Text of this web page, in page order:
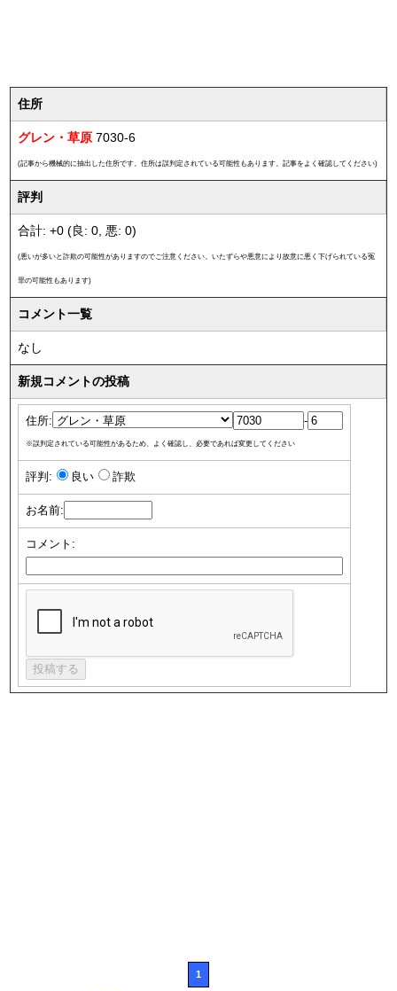
住所
グレン・草原 7030-6
(記事から機械的に抽出した住所です。住所は誤判定されている可能性もあります。記事をよく確認してください)
評判
合計: +0 (良: 0, 悪: 0)
(悪いが多いと詐欺の可能性がありますのでご注意ください。いたずらや悪意により故意に悪く下げられている冤
罪の可能性もあります)
コメント一覧
なし
新規コメントの投稿
住所: -
※誤判定されている可能性があるため、よく確認し、必要であれば変更してください
評判: 良い 詐欺
お名前:
コメント:
1